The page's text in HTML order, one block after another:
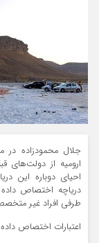
جلال محمودزاده در
ارومیه از دولت‌های
احیای دوباره این
دریاچه اختصاص
طرفی افراد غیر
اعتبارات اختصاص